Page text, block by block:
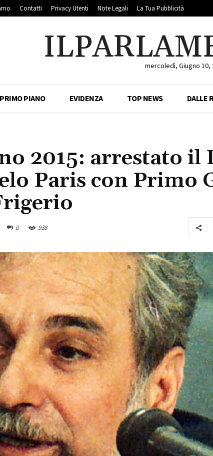
Contatti Privacy Utenti Note Legali La Tua Pubblicità
mercoledì, Giugno 10,
PRIMO PIANO EVIDENZA TOP NEWS DALLE
2015: arrestato il
Paris con Primo
0 938